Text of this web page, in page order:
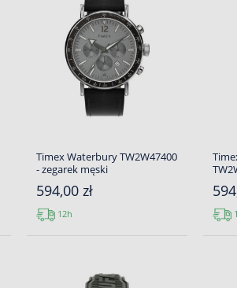
Timex Waterbury TW2W47400
- zegarek męski
594,00 zł
12h